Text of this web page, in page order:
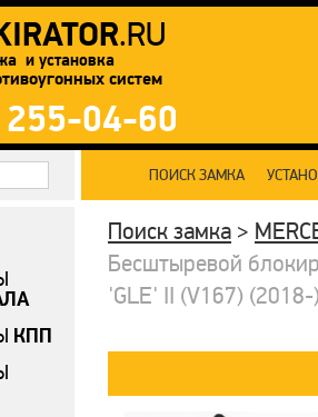
.RU
и установка
систем
04-60
ПОИСК ЗАМКА
Поиск замка >
Бесштыревой
'GLE' II (V167)
КПП